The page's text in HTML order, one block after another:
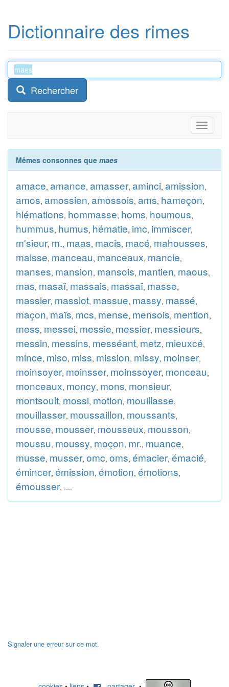
Dictionnaire des rimes
Rechercher
Toggle
Mêmes consonnes que maes
amace, amance, amasser, aminci, amission,
amos, amossien, amossois, ams, hameçon,
hiémations, hommasse, homs, houmous,
hummus, humus, hématie, imc, immiscer,
m'sieur, m., maas, macis, macé, mahousses,
maisse, manceau, manceaux, mancie,
manses, mansion, mansois, mantien, maous,
mas, masaï, massais, massaï, masse,
massier, massiot, massue, massy, massé,
maçon, maïs, mcs, mense, mensois, mention,
mess, messei, messie, messier, messieurs,
messin, messins, messéant, metz, mieuxcé,
mince, miso, miss, mission, missy, moinser,
moinsoyer, moinsser, moinssoyer, monceau,
monceaux, moncy, mons, monsieur,
montsoult, mossi, motion, mouillasse,
mouillasser, moussaillon, moussants,
mousse, mousser, mousseux, mousson,
moussu, moussy, moçon, mr., muance,
musse, musser, omc, oms, émacier, émacié,
émincer, émission, émotion, émotions,
émousser, ....
Signaler une erreur sur ce mot.